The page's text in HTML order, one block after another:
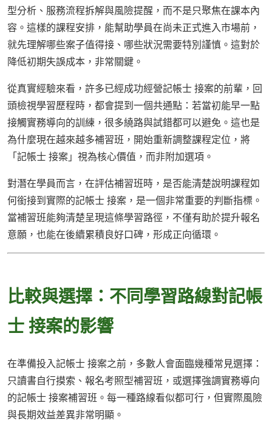
型分析、服務流程拆解與風險提醒，而不是只聚焦在課本內
容。這樣的課程安排，能幫助學員在尚未正式進入市場前，
就先理解哪些案子值得接、哪些狀況需要特別謹慎。這對於
降低初期失誤成本，非常關鍵。
從真實經驗來看，許多已經成功經營記帳士 接案的前輩，回
頭檢視學習歷程時，都會提到一個共通點：若當初能早一點
接觸實務導向的訓練，很多繞路與試錯都可以避免。這也是
為什麼現在越來越多補習班，開始重新調整課程定位，將
「記帳士 接案」視為核心價值，而非附加選項。
對潛在學員而言，在評估補習班時，是否能清楚說明課程如
何銜接到實際的記帳士 接案，是一個非常重要的判斷指標。
當補習班能夠清楚呈現這條學習路徑，不僅有助於提升報名
意願，也能在後續累積良好口碑，形成正向循環。
比較與選擇：不同學習路線對記帳
士 接案的影響
在準備投入記帳士 接案之前，多數人會面臨幾種常見選擇：
只讀書自行摸索、報名考照型補習班，或選擇強調實務導向
的記帳士 接案補習班。每一種路線看似都可行，但實際風險
與長期效益差異非常明顯。